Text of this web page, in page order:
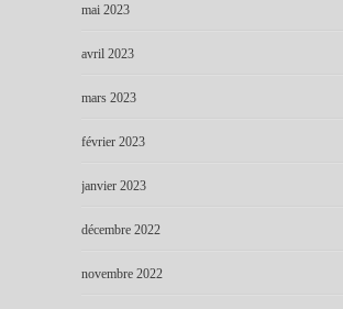
mai 2023
avril 2023
mars 2023
février 2023
janvier 2023
décembre 2022
novembre 2022